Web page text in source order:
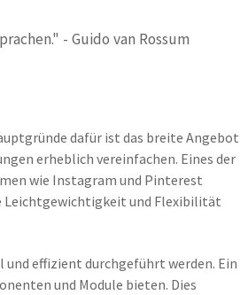
- Guido van Rossum
dafür ist das breite Angebot
erheblich vereinfachen. Eines der
wie Instagram und Pinterest
Leichtgewichtigkeit und Flexibilität
effizient durchgeführt werden. Ein
und Module bieten. Dies